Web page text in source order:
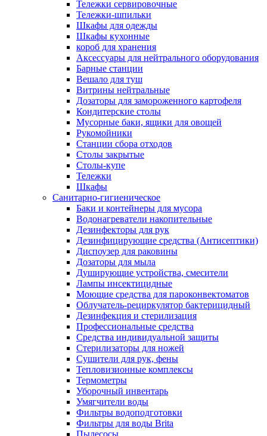
Тележки сервировочные
Тележки-шпильки
Шкафы для одежды
Шкафы кухонные
короб для хранения
Аксессуары для нейтрального оборудования
Барные станции
Вешало для туш
Витрины нейтральные
Дозаторы для замороженного картофеля
Кондитерские столы
Мусорные баки, ящики для овощей
Рукомойники
Станции сбора отходов
Столы закрытые
Столы-купе
Тележки
Шкафы
Санитарно-гигиеническое
Баки и контейнеры для мусора
Водонагреватели накопительные
Дезинфекторы для рук
Дезинфицирующие средства (Антисептики)
Диспоузер для раковины
Дозаторы для мыла
Душирующие устройства, смесители
Лампы инсектицидные
Моющие средства для пароконвектоматов
Облучатель-рециркулятор бактерицидный
Дезинфекция и стерилизация
Профессиональные средства
Средства индивидуальной защиты
Стерилизаторы для ножей
Сушители для рук, фены
Тепловизионные комплексы
Термометры
Уборочный инвентарь
Умягчители воды
Фильтры водоподготовки
Фильтры для воды Brita
Пылесосы